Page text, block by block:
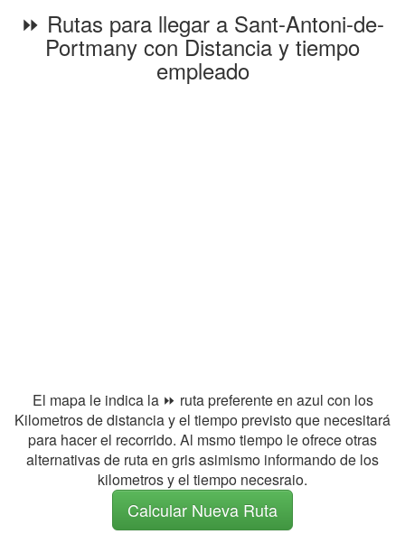
⏩ Rutas para llegar a Sant-Antoni-de-
Portmany con Distancia y tiempo
empleado
El mapa le indica la ⏩ ruta preferente en azul con los
Kilometros de distancia y el tiempo previsto que necesitará
para hacer el recorrido. Al msmo tiempo le ofrece otras
alternativas de ruta en gris asimismo informando de los
kilometros y el tiempo necesraio.
Calcular Nueva Ruta